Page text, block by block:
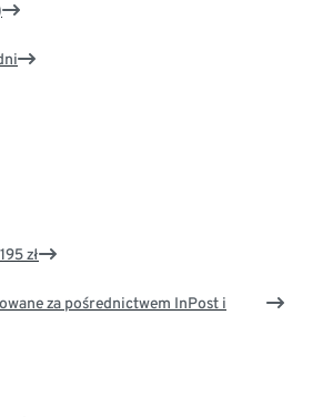
zł
za pośrednictwem InPost i